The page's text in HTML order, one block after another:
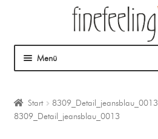
Menü
Mein Angebot
Start
8309_Detail_jeansblau_0013
8309_Detail_jeansblau_0013